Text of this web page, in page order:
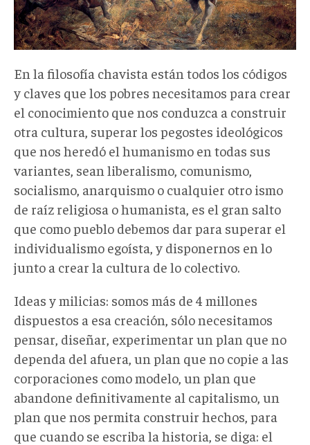
En la filosofía chavista están todos los códigos
y claves que los pobres necesitamos para crear
el conocimiento que nos conduzca a construir
otra cultura, superar los pegostes ideológicos
que nos heredó el humanismo en todas sus
variantes, sean liberalismo, comunismo,
socialismo, anarquismo o cualquier otro ismo
de raíz religiosa o humanista, es el gran salto
que como pueblo debemos dar para superar el
individualismo egoísta, y disponernos en lo
junto a crear la cultura de lo colectivo.
Ideas y milicias: somos más de 4 millones
dispuestos a esa creación, sólo necesitamos
pensar, diseñar, experimentar un plan que no
dependa del afuera, un plan que no copie a las
corporaciones como modelo, un plan que
abandone definitivamente al capitalismo, un
plan que nos permita construir hechos, para
que cuando se escriba la historia, se diga: el